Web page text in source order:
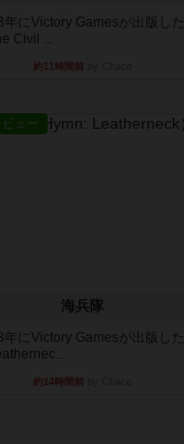
年にVictory Gamesが出版した
Civil ...
約11時間前
ビュー
海兵隊
年にVictory Gamesが出版した
約14時間前